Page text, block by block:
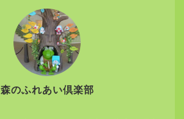
森のふれあい倶楽部